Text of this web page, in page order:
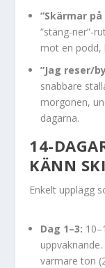
”Skärmar
”stäng-ner”-
mot en podd,
”Jag reser/
snabbare
morgonen,
dagarna.
14-
KÄNN
Enkelt upplägg
Dag 1–3:
varmare ton